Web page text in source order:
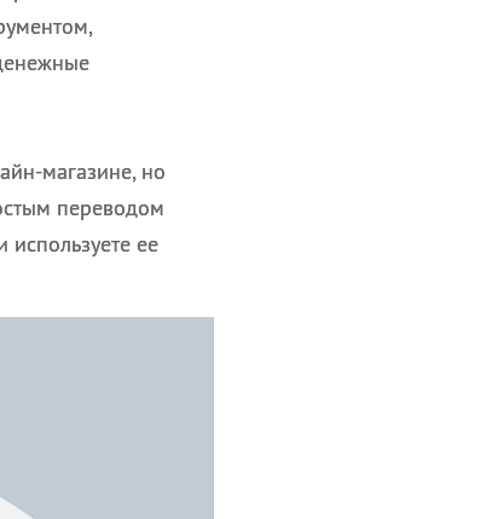
магазине, но
переводом
ее